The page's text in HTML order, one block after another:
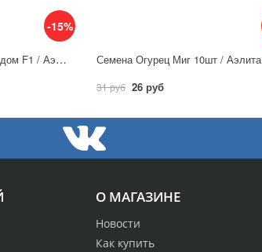
-15%
Семена Огурец Окошкин дом F1 / Аэлита Семена Огурец Миг 10шт / Аэлита
31 руб 26 руб
О МАГАЗИНЕ
Новости
Как купить